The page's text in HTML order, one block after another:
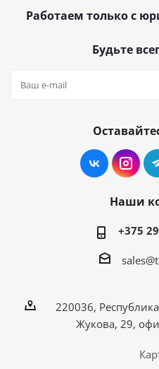
Работаем только с
Будьте
Наши
+375
220036,
Жукова, 29,